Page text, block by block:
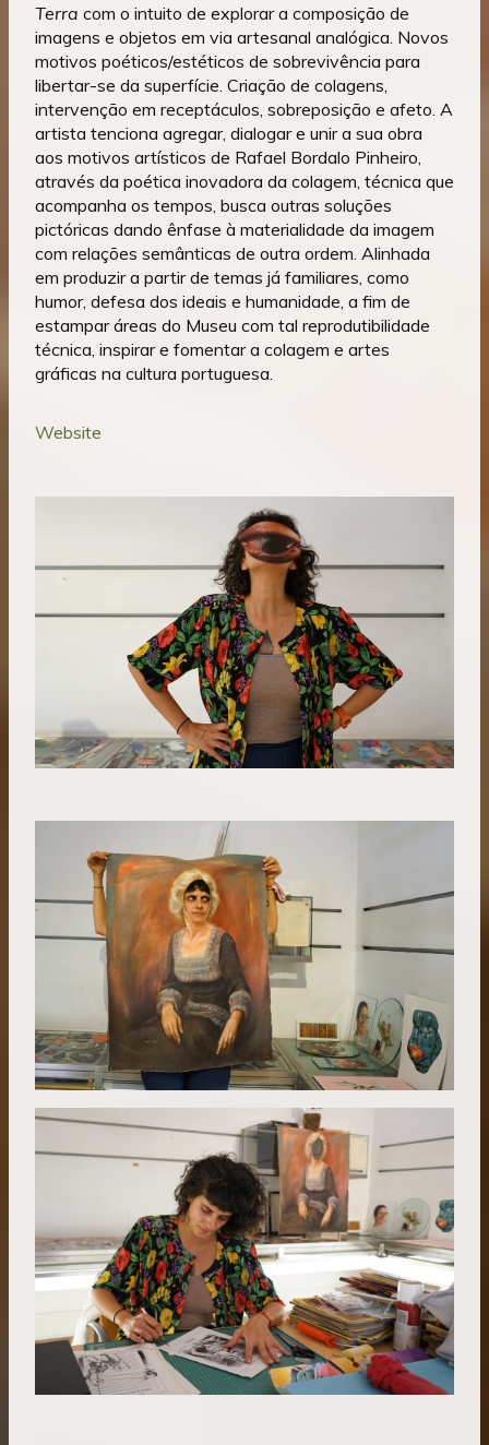
Terra com o intuito de explorar a composição de
imagens e objetos em via artesanal analógica. Novos
motivos poéticos/estéticos de sobrevivência para
libertar-se da superfície. Criação de colagens,
intervenção em receptáculos, sobreposição e afeto. A
artista tenciona agregar, dialogar e unir a sua obra
aos motivos artísticos de Rafael Bordalo Pinheiro,
através da poética inovadora da colagem, técnica que
acompanha os tempos, busca outras soluções
pictóricas dando ênfase à materialidade da imagem
com relações semânticas de outra ordem. Alinhada
em produzir a partir de temas já familiares, como
humor, defesa dos ideais e humanidade, a fim de
estampar áreas do Museu com tal reprodutibilidade
técnica, inspirar e fomentar a colagem e artes
gráficas na cultura portuguesa.
Website